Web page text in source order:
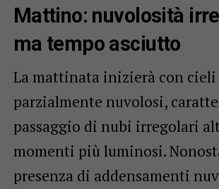
Mattino: nuvolosità
ma tempo asciutto
La mattinata inizierà con cieli
parzialmente nuvolosi,
passaggio di nubi irregolari
momenti più luminosi.
presenza di addensamenti